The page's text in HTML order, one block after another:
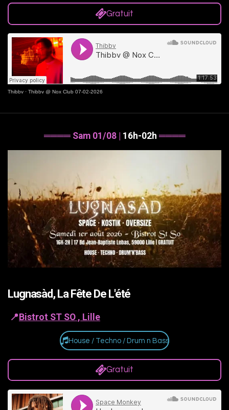
Gratuit
Thibbv · Thibbv @ Nox Club 07-02-2026
════ Sam 01/08 | 16h-02h ════
Lugnasàd, La Fête De L'été
📍Bistrot ST SO , Lille
House / Techno / Drum n Bass
Gratuit